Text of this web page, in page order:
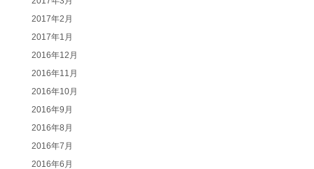
2017年2月
2017年1月
2016年12月
2016年11月
2016年10月
2016年9月
2016年8月
2016年7月
2016年6月